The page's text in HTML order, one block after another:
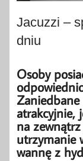
Jacuzzi –
dniu
Osoby
atrakcyjnie,
na
utrzymanie
wannę z